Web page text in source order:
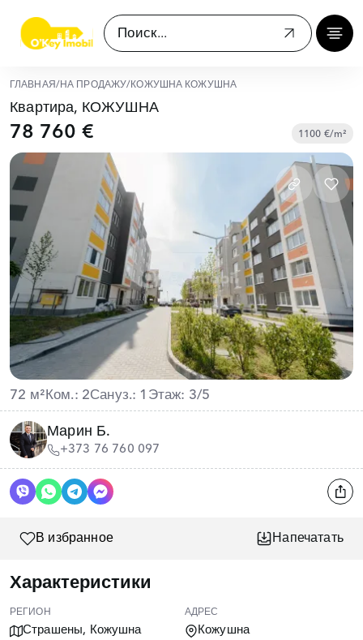
ГЛАВНАЯ/ НА ПРОДАЖУ/ КОЖУШНА КОЖУШНА
Квартира, КОЖУШНА
78 760 € 1100 €/m²
72 м² Ком.: 2Сануз.: 1 Этаж: 3/5
Марин Б.
+373 76 760 097
В избранное Напечатать
Характеристики
РЕГИОН
Страшены, Кожушна
АДРЕС
Кожушна